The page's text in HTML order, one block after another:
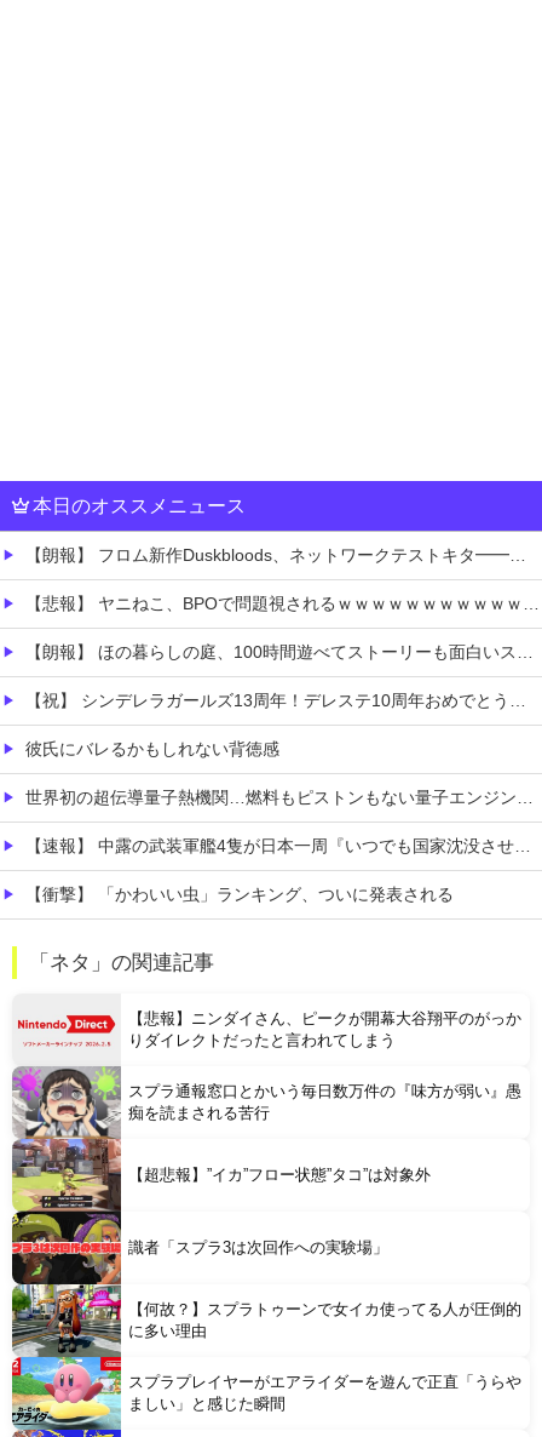
本日のオススメニュース
【朗報】 フロム新作Duskbloods、ネットワークテストキタ━━━━(゜∀゜)━━━━!!
【悲報】 ヤニねこ、BPOで問題視されるｗｗｗｗｗｗｗｗｗｗｗｗｗ
【朗報】 ほの暮らしの庭、100時間遊べてストーリーも面白いスタバレの上位互換だとまじで好評
【祝】 シンデレラガールズ13周年！デレステ10周年おめでとう！ガチャ更新SSR八神マキノ・イベントSRイヴ、SR望月聖！
彼氏にバレるかもしれない背徳感
世界初の超伝導量子熱機関…燃料もピストンもない量子エンジンが回った！
【速報】 中露の武装軍艦4隻が日本一周『いつでも国家沈没させられるぞ』
【衝撃】 「かわいい虫」ランキング、ついに発表される
Powered by livedoor 相互RSS
「ネタ」の関連記事
【悲報】ニンダイさん、ピークが開幕大谷翔平のがっか
りダイレクトだったと言われてしまう
スプラ通報窓口とかいう毎日数万件の『味方が弱い』愚
痴を読まされる苦行
【超悲報】”イカ”フロー状態”タコ”は対象外
識者「スプラ3は次回作への実験場」
【何故？】スプラトゥーンで女イカ使ってる人が圧倒的
に多い理由
スプラプレイヤーがエアライダーを遊んで正直「うらや
ましい」と感じた瞬間